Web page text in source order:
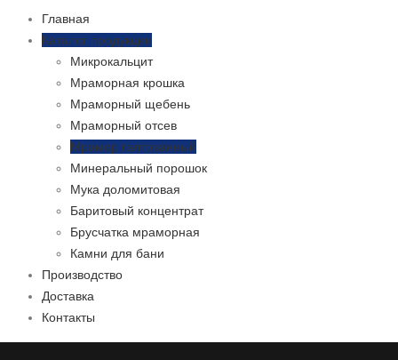
Главная
Каталог продукции
Микрокальцит
Мраморная крошка
Мраморный щебень
Мраморный отсев
Мрамор галтованный
Минеральный порошок
Мука доломитовая
Баритовый концентрат
Брусчатка мраморная
Камни для бани
Производство
Доставка
Контакты